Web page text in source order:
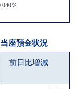
％
座預金状況
前日比増減